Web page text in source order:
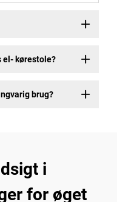
el- kørestole?
brug?
i
for øget